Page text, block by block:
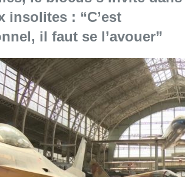
l'article "À Bruxelles, le blocus
: un ancien bras de la
une ancienne brasserie
au patrimoine bruxellois